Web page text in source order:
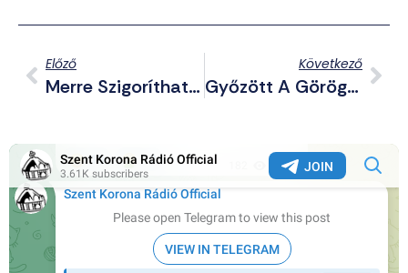
Előző
Merre Szigoríthatják A Gyermekvédelmi Törvényt?
Következő
Győzött A Görög LMBTQP-Lobbi – Homoszexuális Házasságra És Örökbefogadásra Is Van Már Lehetőség